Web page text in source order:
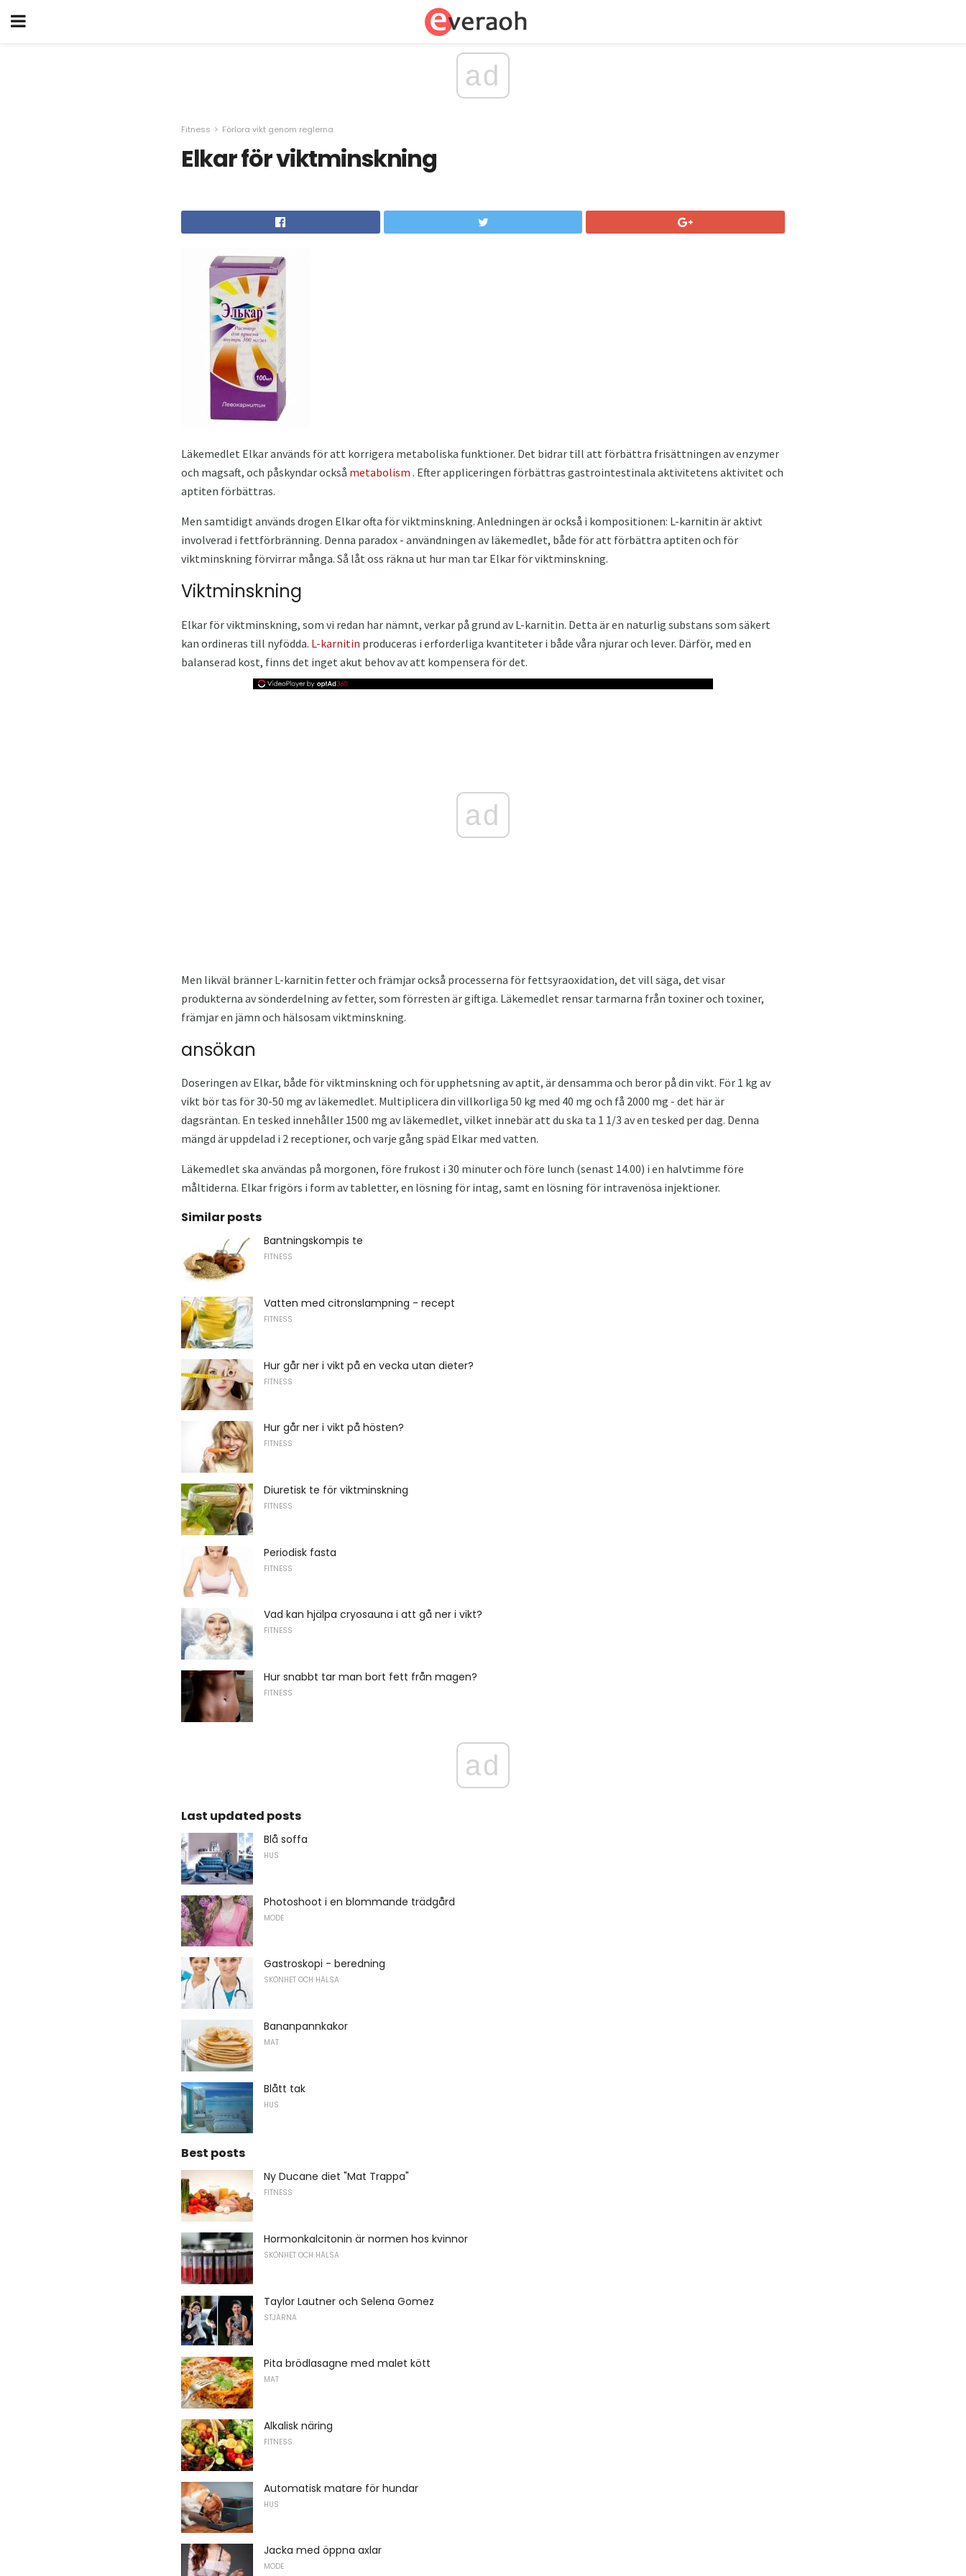
ad
Fitness Förlora vikt genom reglerna
Elkar för viktminskning
Läkemedlet Elkar används för att korrigera metaboliska funktioner. Det bidrar till att förbättra frisättningen av enzymer
och magsaft, och påskyndar också metabolism . Efter appliceringen förbättras gastrointestinala aktivitetens aktivitet och
aptiten förbättras.
Men samtidigt används drogen Elkar ofta för viktminskning. Anledningen är också i kompositionen: L-karnitin är aktivt
involverad i fettförbränning. Denna paradox - användningen av läkemedlet, både för att förbättra aptiten och för
viktminskning förvirrar många. Så låt oss räkna ut hur man tar Elkar för viktminskning.
Viktminskning
Elkar för viktminskning, som vi redan har nämnt, verkar på grund av L-karnitin. Detta är en naturlig substans som säkert
kan ordineras till nyfödda. L-karnitin produceras i erforderliga kvantiteter i både våra njurar och lever. Därför, med en
balanserad kost, finns det inget akut behov av att kompensera för det.
ad
Men likväl bränner L-karnitin fetter och främjar också processerna för fettsyraoxidation, det vill säga, det visar
produkterna av sönderdelning av fetter, som förresten är giftiga. Läkemedlet rensar tarmarna från toxiner och toxiner,
främjar en jämn och hälsosam viktminskning.
ansökan
Doseringen av Elkar, både för viktminskning och för upphetsning av aptit, är densamma och beror på din vikt. För 1 kg av
vikt bör tas för 30-50 mg av läkemedlet. Multiplicera din villkorliga 50 kg med 40 mg och få 2000 mg - det här är
dagsräntan. En tesked innehåller 1500 mg av läkemedlet, vilket innebär att du ska ta 1 1/3 av en tesked per dag. Denna
mängd är uppdelad i 2 receptioner, och varje gång späd Elkar med vatten.
Läkemedlet ska användas på morgonen, före frukost i 30 minuter och före lunch (senast 14.00) i en halvtimme före
måltiderna. Elkar frigörs i form av tabletter, en lösning för intag, samt en lösning för intravenösa injektioner.
Similar posts
Bantningskompis te
FITNESS
Vatten med citronslampning - recept
FITNESS
Hur går ner i vikt på en vecka utan dieter?
FITNESS
Hur går ner i vikt på hösten?
FITNESS
Diuretisk te för viktminskning
FITNESS
Periodisk fasta
FITNESS
Vad kan hjälpa cryosauna i att gå ner i vikt?
FITNESS
Hur snabbt tar man bort fett från magen?
FITNESS
ad
Last updated posts
Blå soffa
HUS
Photoshoot i en blommande trädgård
MODE
Gastroskopi - beredning
SKÖNHET OCH HÄLSA
Bananpannkakor
MAT
Blått tak
HUS
Best posts
Ny Ducane diet "Mat Trappa"
FITNESS
Hormonkalcitonin är normen hos kvinnor
SKÖNHET OCH HÄLSA
Taylor Lautner och Selena Gomez
STJÄRNA
Pita brödlasagne med malet kött
MAT
Alkalisk näring
FITNESS
Automatisk matare för hundar
HUS
Jacka med öppna axlar
MODE